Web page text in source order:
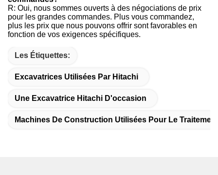
R: Oui, nous sommes ouverts à des négociations de prix
pour les grandes commandes. Plus vous commandez,
plus les prix que nous pouvons offrir sont favorables en
fonction de vos exigences spécifiques.
Les Étiquettes:
Excavatrices Utilisées Par Hitachi
Une Excavatrice Hitachi D'occasion
Machines De Construction Utilisées Pour Le